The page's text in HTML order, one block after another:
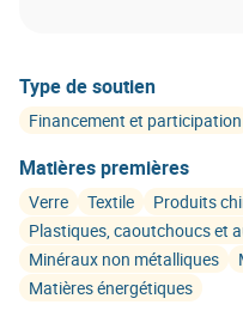
Type de soutien
Financement et participation
Matières premières
Verre Textile
Produits
Plastiques, caoutchoucs et
Minéraux non métalliques
Matières énergétiques